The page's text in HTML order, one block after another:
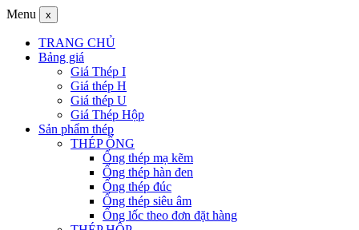
Menu x
TRANG CHỦ
Bảng giá
Giá Thép I
Giá thép H
Giá thép U
Giá Thép Hộp
Sản phẩm thép
THÉP ỐNG
Ống thép mạ kẽm
Ống thép hàn đen
Ống thép đúc
Ống thép siêu âm
Ống lốc theo đơn đặt hàng